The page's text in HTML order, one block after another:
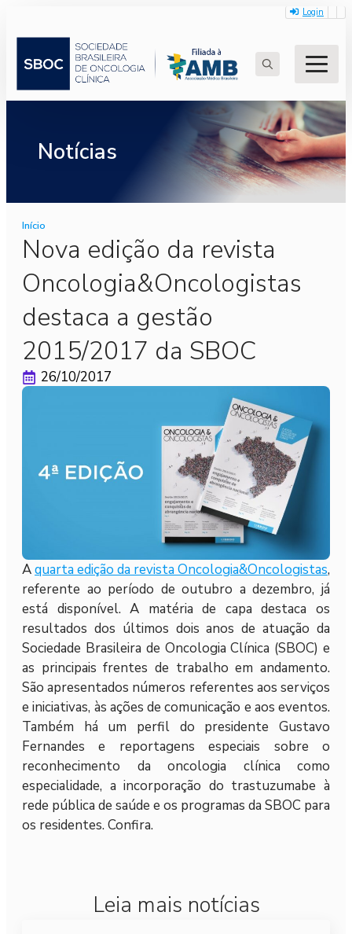
Login
for:
Notícias
Início
Nova edição da revista
Oncologia&Oncologistas
destaca a gestão
2015/2017 da SBOC
26/10/2017
Aquarta edição da revista Oncologia&Oncologistas,
referente ao período de outubro a dezembro, já
está disponível. A matéria de capa destaca os
resultados dos últimos dois anos de atuação da
Sociedade Brasileira de Oncologia Clínica (SBOC) e
as principais frentes de trabalho em andamento.
São apresentados números referentes aos serviços
e iniciativas, às ações de comunicação e aos eventos.
Também há um perfil do presidente Gustavo
Fernandes e reportagens especiais sobre o
reconhecimento da oncologia clínica como
especialidade, a incorporação do trastuzumabe à
rede pública de saúde e os programas da SBOC para
os residentes. Confira.
Leia mais notícias